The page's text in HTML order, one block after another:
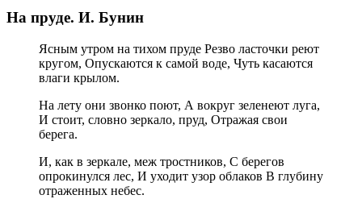
На пруде. И. Бунин
Ясным утром на тихом пруде Резво ласточки реют
кругом, Опускаются к самой воде, Чуть касаются
влаги крылом.
На лету они звонко поют, А вокруг зеленеют луга,
И стоит, словно зеркало, пруд, Отражая свои
берега.
И, как в зеркале, меж тростников, С берегов
опрокинулся лес, И уходит узор облаков В глубину
отраженных небес.